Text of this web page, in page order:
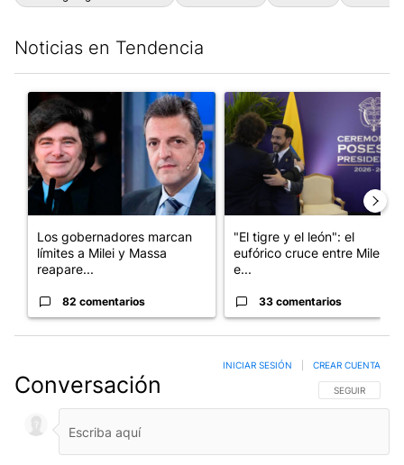
Noticias en Tendencia
Un artículo de tendencia con el título "Los gobernadores
Los gobernadores marcan
límites a Milei y Massa
reapare...
82 comentarios
Un artículo de tendencia con
"El tigre y el león": el
eufórico cruce entre Milei y
e...
33 comentarios
Conversación SIGA ESTA
SEGUIR
INICIAR SESIÓN CREAR CUENTA